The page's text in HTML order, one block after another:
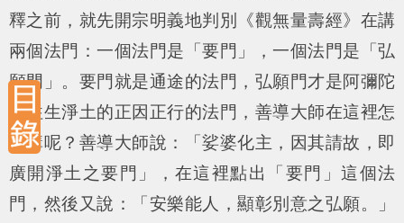
釋之前，就先開宗明義地判別《觀無量壽經》在講
兩個法門：一個法門是「要門」，一個法門是「弘
願門」。要門就是通途的法門，弘願門才是阿彌陀
佛往生淨土的正因正行的法門，善導大師在這裡怎
麼講呢？善導大師說：「娑婆化主，因其請故，即
廣開淨土之要門」，在這裡點出「要門」這個法
門，然後又說：「安樂能人，顯彰別意之弘願。」